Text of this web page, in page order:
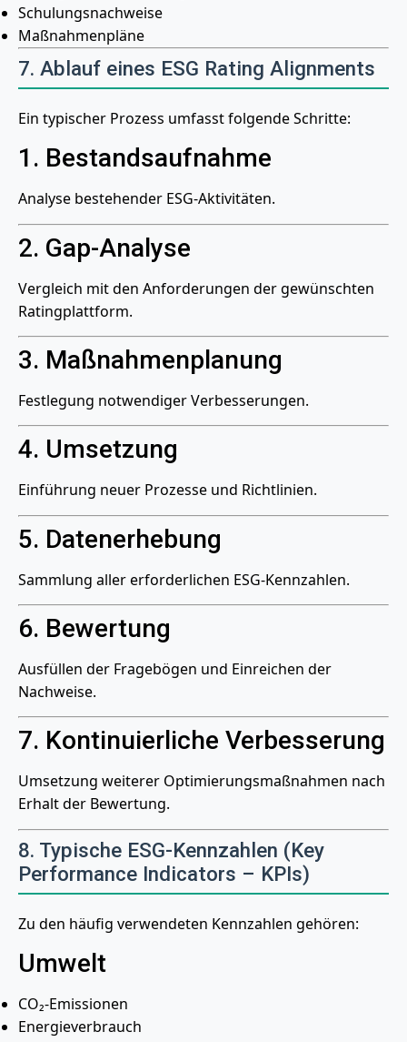
Schulungsnachweise
Maßnahmenpläne
7. Ablauf eines ESG Rating Alignments
Ein typischer Prozess umfasst folgende Schritte:
1. Bestandsaufnahme
Analyse bestehender ESG-Aktivitäten.
2. Gap-Analyse
Vergleich mit den Anforderungen der gewünschten
Ratingplattform.
3. Maßnahmenplanung
Festlegung notwendiger Verbesserungen.
4. Umsetzung
Einführung neuer Prozesse und Richtlinien.
5. Datenerhebung
Sammlung aller erforderlichen ESG-Kennzahlen.
6. Bewertung
Ausfüllen der Fragebögen und Einreichen der
Nachweise.
7. Kontinuierliche Verbesserung
Umsetzung weiterer Optimierungsmaßnahmen nach
Erhalt der Bewertung.
8. Typische ESG-Kennzahlen (Key
Performance Indicators – KPIs)
Zu den häufig verwendeten Kennzahlen gehören:
Umwelt
CO₂-Emissionen
Energieverbrauch